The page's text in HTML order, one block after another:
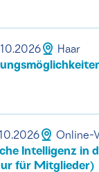
Haar
Online-
Intelligenz in
für Mitglieder)